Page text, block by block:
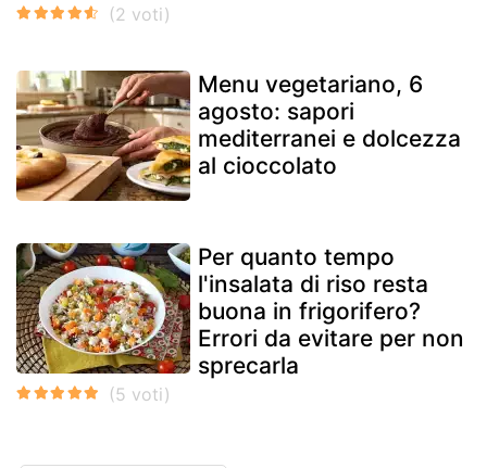
Menu vegetariano, 6
agosto: sapori
mediterranei e dolcezza
al cioccolato
Per quanto tempo
l'insalata di riso resta
buona in frigorifero?
Errori da evitare per non
sprecarla